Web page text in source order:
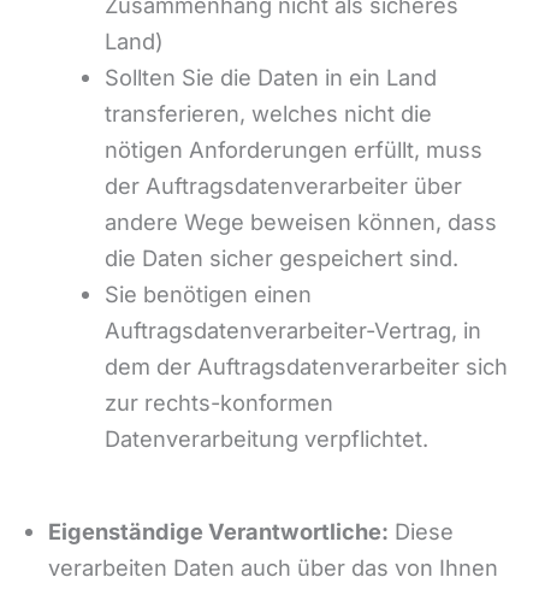
Land)
Sollten Sie die Daten in ein Land
transferieren, welches nicht die
nötigen Anforderungen erfüllt, muss
der Auftragsdatenverarbeiter über
andere Wege beweisen können, dass
die Daten sicher gespeichert sind.
Sie benötigen einen
Auftragsdatenverarbeiter-Vertrag, in
dem der Auftragsdatenverarbeiter sich
zur rechts-konformen
Datenverarbeitung verpflichtet.
Eigenständige Verantwortliche: Diese
verarbeiten Daten auch über das von Ihnen